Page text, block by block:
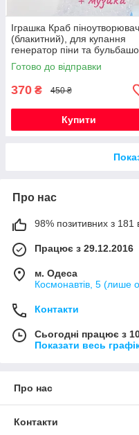
Іграшка Краб піноутворювач
(блакитний), для купання
генератор піни та
з музикою на присосці
Готово до відправки
370 ₴ 450 ₴
Купити
Про нас
98% позитивних з 181
Працює з 29.12.2016
м. Одеса
Космонавтів, 5 (лише
Контакти
Сьогодні працює з
Показати весь
Про нас
Контакти